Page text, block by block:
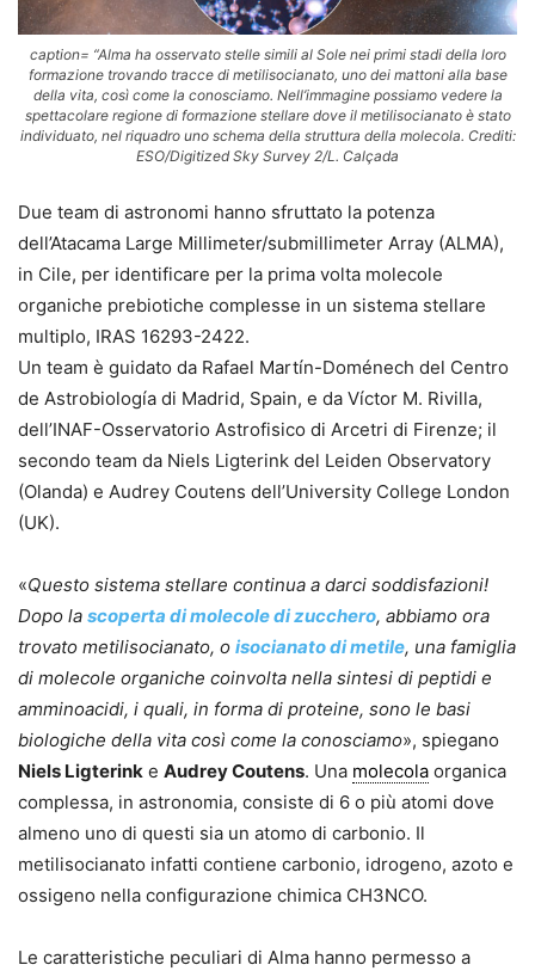
caption= “Alma ha osservato stelle simili al Sole nei primi stadi della loro
formazione trovando tracce di metilisocianato, uno dei mattoni alla base
della vita, così come la conosciamo. Nell’immagine possiamo vedere la
spettacolare regione di formazione stellare dove il metilisocianato è stato
individuato, nel riquadro uno schema della struttura della molecola. Crediti:
ESO/Digitized Sky Survey 2/L. Calçada
Due team di astronomi hanno sfruttato la potenza
dell’Atacama Large Millimeter/submillimeter Array (ALMA),
in Cile, per identificare per la prima volta molecole
organiche prebiotiche complesse in un sistema stellare
multiplo, IRAS 16293-2422.
Un team è guidato da Rafael Martín-Doménech del Centro
de Astrobiología di Madrid, Spain, e da Víctor M. Rivilla,
dell’INAF-Osservatorio Astrofisico di Arcetri di Firenze; il
secondo team da Niels Ligterink del Leiden Observatory
(Olanda) e Audrey Coutens dell’University College London
(UK).
«Questo sistema stellare continua a darci soddisfazioni!
Dopo la scoperta di molecole di zucchero, abbiamo ora
trovato metilisocianato, o isocianato di metile, una famiglia
di molecole organiche coinvolta nella sintesi di peptidi e
amminoacidi, i quali, in forma di proteine, sono le basi
biologiche della vita così come la conosciamo», spiegano
Niels Ligterink e Audrey Coutens. Una molecola organica
complessa, in astronomia, consiste di 6 o più atomi dove
almeno uno di questi sia un atomo di carbonio. Il
metilisocianato infatti contiene carbonio, idrogeno, azoto e
ossigeno nella configurazione chimica CH3NCO.
Le caratteristiche peculiari di Alma hanno permesso a